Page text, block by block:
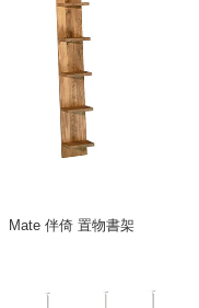
Mate 伴倚 置物書架